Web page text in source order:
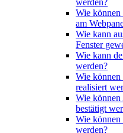
werden?
Wie können
am
Wie kann
Fenster
Wie kann
werden?
Wie können
realisiert
Wie können
bestätigt
Wie können
werden?